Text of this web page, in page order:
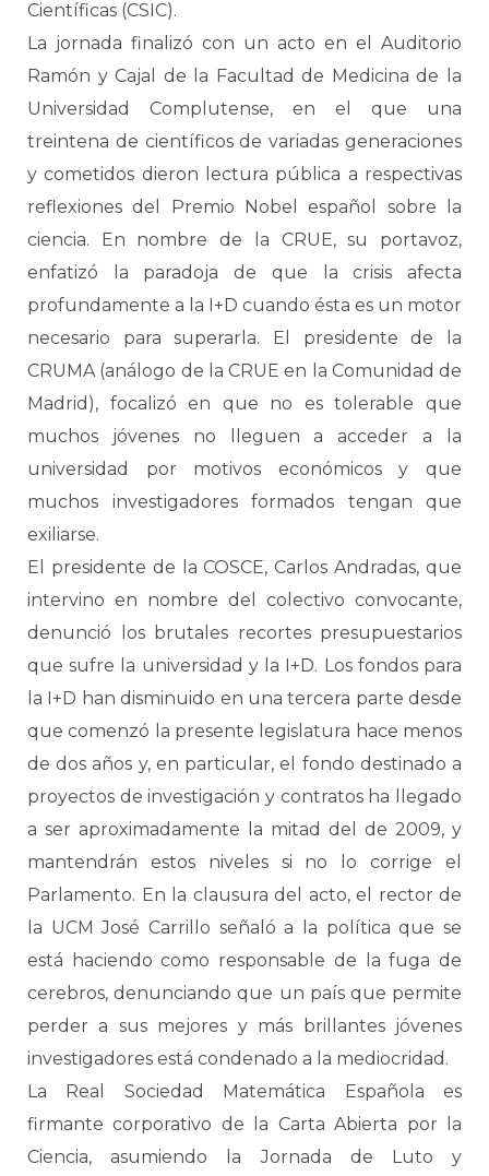
Científicas (CSIC).
La jornada finalizó con un acto en el Auditorio
Ramón y Cajal de la Facultad de Medicina de la
Universidad Complutense, en el que una
treintena de científicos de variadas generaciones
y cometidos dieron lectura pública a respectivas
reflexiones del Premio Nobel español sobre la
ciencia. En nombre de la CRUE, su portavoz,
enfatizó la paradoja de que la crisis afecta
profundamente a la I+D cuando ésta es un motor
necesario para superarla. El presidente de la
CRUMA (análogo de la CRUE en la Comunidad de
Madrid), focalizó en que no es tolerable que
muchos jóvenes no lleguen a acceder a la
universidad por motivos económicos y que
muchos investigadores formados tengan que
exiliarse.
El presidente de la COSCE, Carlos Andradas, que
intervino en nombre del colectivo convocante,
denunció los brutales recortes presupuestarios
que sufre la universidad y la I+D. Los fondos para
la I+D han disminuido en una tercera parte desde
que comenzó la presente legislatura hace menos
de dos años y, en particular, el fondo destinado a
proyectos de investigación y contratos ha llegado
a ser aproximadamente la mitad del de 2009, y
mantendrán estos niveles si no lo corrige el
Parlamento. En la clausura del acto, el rector de
la UCM José Carrillo señaló a la política que se
está haciendo como responsable de la fuga de
cerebros, denunciando que un país que permite
perder a sus mejores y más brillantes jóvenes
investigadores está condenado a la mediocridad.
La Real Sociedad Matemática Española es
firmante corporativo de la Carta Abierta por la
Ciencia, asumiendo la Jornada de Luto y